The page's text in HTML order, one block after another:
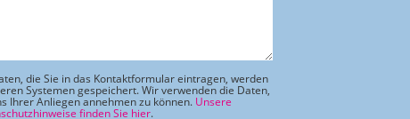
die Sie in das Kontaktformular eintragen, werden
Systemen gespeichert. Wir verwenden die Daten,
Ihrer Anliegen annehmen zu können. Unsere
finden Sie hier.